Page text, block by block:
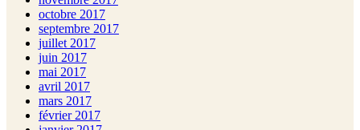
octobre 2017
septembre 2017
juillet 2017
juin 2017
mai 2017
avril 2017
mars 2017
février 2017